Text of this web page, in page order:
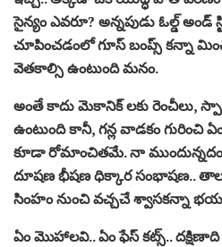
సైన్యం ఎవ‌రూ? అన్న‌పుడు ఓల్డ్
చూపించ‌డంలో గూస్ బంప్స్ క‌న్నా
వెత‌కాల్సి ఉంటుంది మ‌నం.
అంతే కాదు మెకానిక్ ల‌కు రెంచీలు,
ఉంటుంది కానీ, గ‌న్ల వాడ‌కం గురించి
కూడా రోమాంచిత‌మే. నా
దూష‌ణ భీష‌ణ ధిక్కార సంభాష‌ణ‌..
సింహం నుంచి వ‌చ్చ‌చే శ్వాస‌క‌న్నా
ఏం మొహాల‌వి.. ఏం ఫేస్ క‌ట్స్..